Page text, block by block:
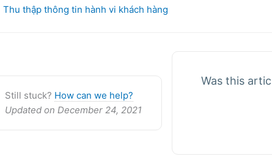
thập thông tin hành vi khách hàng
Still stuck? How can we help?
Updated on December 24, 2021
Was this